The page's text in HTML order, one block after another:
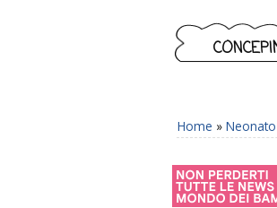
Home » Neonato